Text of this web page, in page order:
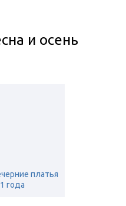
и осень
платья
года